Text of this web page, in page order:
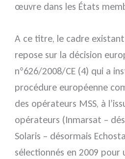
œuvre dans les États
A ce titre, le cadre
repose sur la décision
n°626/2008/CE (4) qui a
procédure européenne
des opérateurs MSS, à
opérateurs (Inmarsat –
Solaris – désormais
sélectionnés en 2009 pour